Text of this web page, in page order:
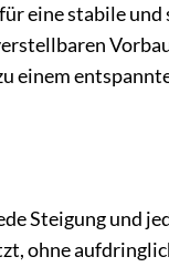
eine stabile und
einem
Steigung und
ohne